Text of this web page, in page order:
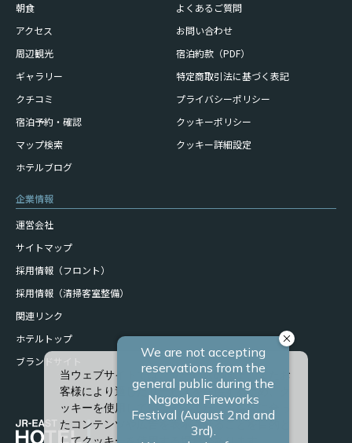
朝食
アクセス
周辺観光
ギャラリー
クチコミ
宿泊予約・確認
マップ検索
ホテルブログ
よくあるご質問
お問い合わせ
宿泊約款（PDF）
特定商取引法に基づく表記
プライバシーポリシー
クッキーポリシー
クッキー詳細設定
企業情報
運営会社
サイトマップ
採用情報（フロント）
採用情報（清掃客室整備）
関連リンク
ホテルトップ
ブランドサイト
当ウェブサイトでは、サービスの向上、またお
客様により適したサービスを提供するため、ク
ッキーを使用しています。また、お客様に合っ
たコンテンツや広告を表示させることを目的と